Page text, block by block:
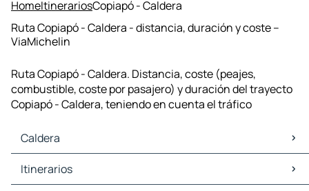
HomeItinerariosCopiapó - Caldera
Ruta Copiapó - Caldera - distancia, duración y coste –
ViaMichelin
Ruta Copiapó - Caldera. Distancia, coste (peajes,
combustible, coste por pasajero) y duración del trayecto
Copiapó - Caldera, teniendo en cuenta el tráfico
Caldera
Caldera Mapas Planos
Caldera Trafico
Itinerarios